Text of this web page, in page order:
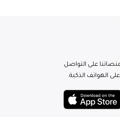
على التواصل
الهواتف الذكية.